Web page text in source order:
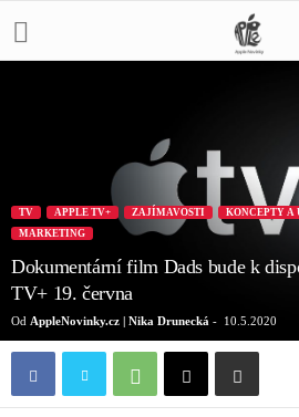
TV APPLE TV+ ZAJÍMAVOSTI KONCEPTY A
MARKETING
Dokumentární film Dads bude k
TV+ 19. června
Od AppleNovinky.cz | Nika Drunecká - 10.5.2020